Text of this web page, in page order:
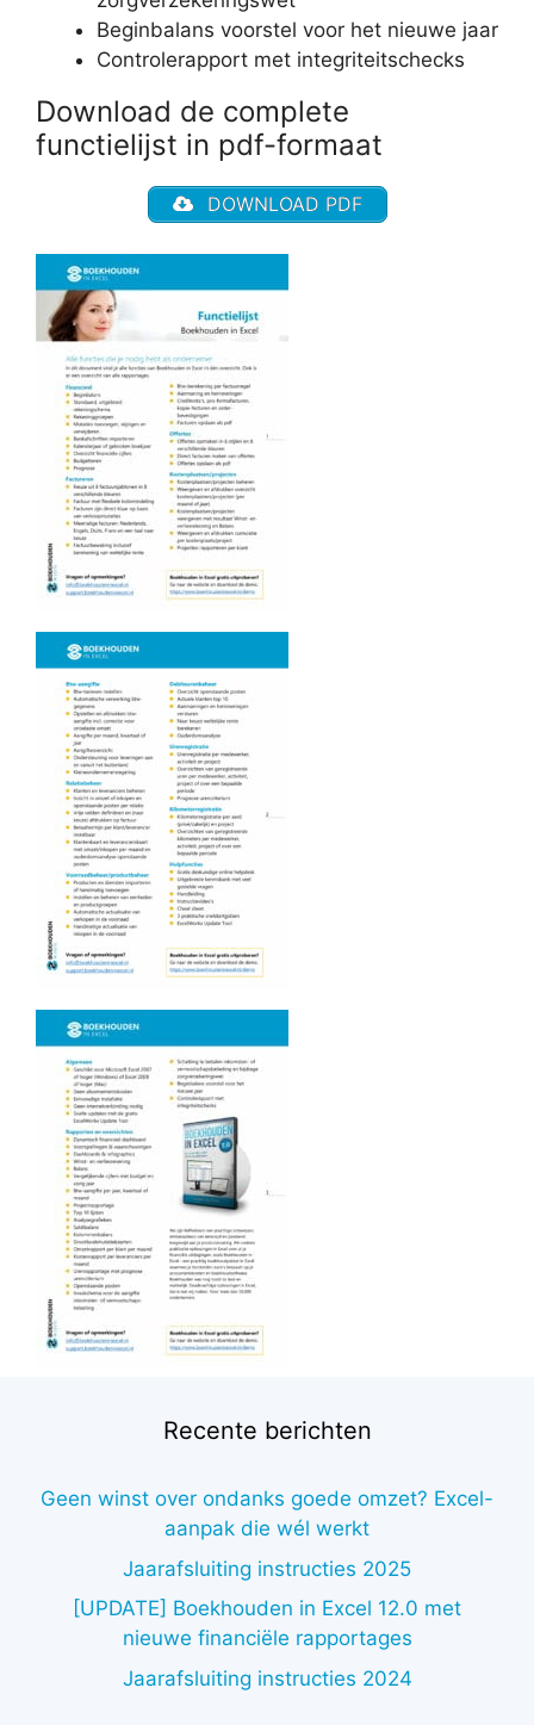
Beginbalans voorstel voor het nieuwe jaar
Controlerapport met integriteitschecks
Download de complete
functielijst in pdf-formaat
DOWNLOAD PDF
Recente berichten
Geen winst over ondanks goede omzet? Excel-
aanpak die wél werkt
Jaarafsluiting instructies 2025
[UPDATE] Boekhouden in Excel 12.0 met
nieuwe financiële rapportages
Jaarafsluiting instructies 2024